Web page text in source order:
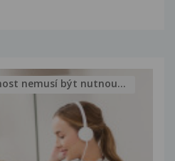
nemusí být nutnou...